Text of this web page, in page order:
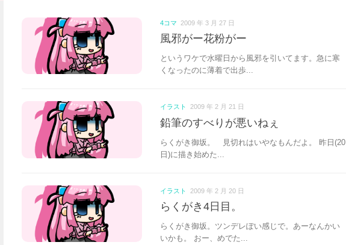
4コマ 2009 年 3 月 27 日
風邪がー花粉がー
というワケで水曜日から風邪を引いてます。急に寒
くなったのに薄着で出歩...
イラスト 2009 年 2 月 21 日
鉛筆のすべりが悪いねぇ
らくがき御坂。 見切れはいやなもんだよ。 昨日(20
日)に描き始めた...
イラスト 2009 年 2 月 20 日
らくがき4日目。
らくがき御坂。ツンデレぽい感じで。あーなんかい
いかも。 おー、めでた...